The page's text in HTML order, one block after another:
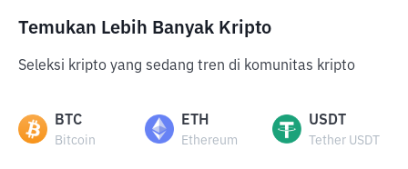
Temukan Lebih Banyak Kripto
Seleksi kripto yang sedang tren di komunitas kripto
BTC
Bitcoin
ETH
Ethereum
USDT
Tether USDT